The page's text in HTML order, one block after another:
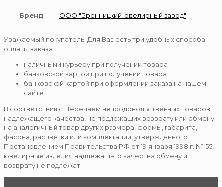
Бренд ООО "Бронницкий ювелирный завод"
Уважаемый покупатель! Для Вас есть три удобных способа
оплаты заказа:
наличными курьеру при получении товара;
банковской картой при получении товара;
банковской картой при оформлении заказа на нашем
сайте.
В соответствии с Перечнем непродовольственных товаров
надлежащего качества, не подлежащих возврату или обмену
на аналогичный товар других размера, формы, габарита,
фасона, расцветки или комплектации, утвержденного
Постановлением Правительства РФ от 19 января 1998 г. № 55,
ювелирные изделия надлежащего качества обмену и
возврату не подлежат.